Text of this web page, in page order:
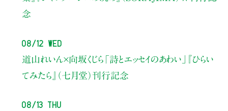
念
08/12 Wed
道山れいん×向坂くじら 「詩とエッセイのあわい」
『ひらい
てみたら』（七月堂）刊行記念
08/13 Thu